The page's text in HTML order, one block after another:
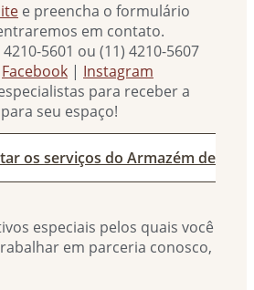
e preencha o formulário
em contato.
4210-5601 ou (11) 4210-5607
Facebook | Instagram
para receber a
seu espaço!
os serviços do Armazém de
especiais pelos quais você
em parceria conosco,